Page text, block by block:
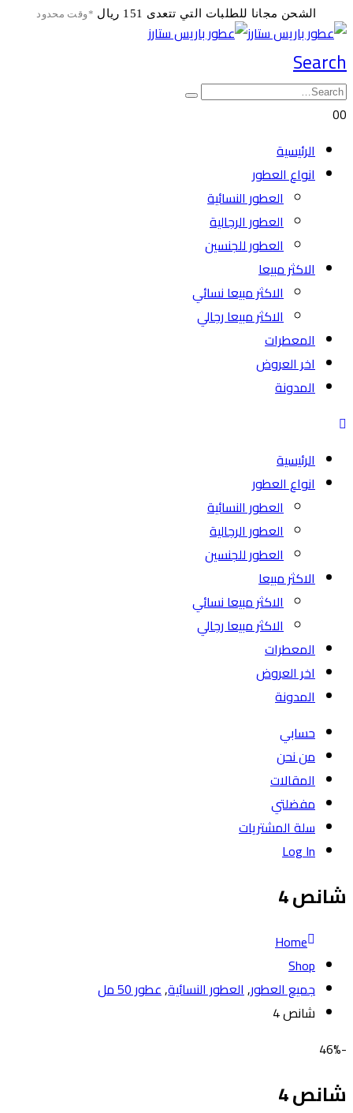
الشحن مجانا للطلبات التي تتعدى 151 ريال *وقت محدود
Search
00
الرئيسية
انواع العطور
العطور النسائية
العطور الرجالية
العطور للجنسين
الاكثر مبيعا
الاكثر مبيعا نسائي
الاكثر مبيعا رجالي
المعطرات
اخر العروض
المدونة
الرئيسية
انواع العطور
العطور النسائية
العطور الرجالية
العطور للجنسين
الاكثر مبيعا
الاكثر مبيعا نسائي
الاكثر مبيعا رجالي
المعطرات
اخر العروض
المدونة
حسابي
من نحن
المقالات
مفضلتي
سلة المشتريات
Log In
شانص 4
Home
Shop
جميع العطور,العطور النسائية,عطور 50 مل
شانص 4
-46%
شانص 4